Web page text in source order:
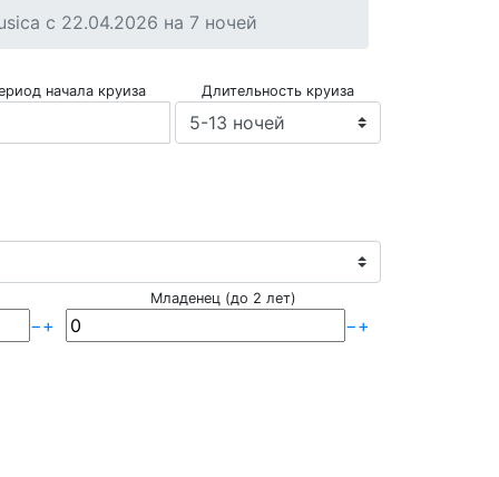
с 22.04.2026 на 7 ночей
начала круиза Длительность круиза
−+
Младенец (до 2 лет)
−+